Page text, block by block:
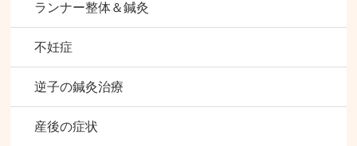
ランナー整体＆鍼灸
不妊症
逆子の鍼灸治療
産後の症状